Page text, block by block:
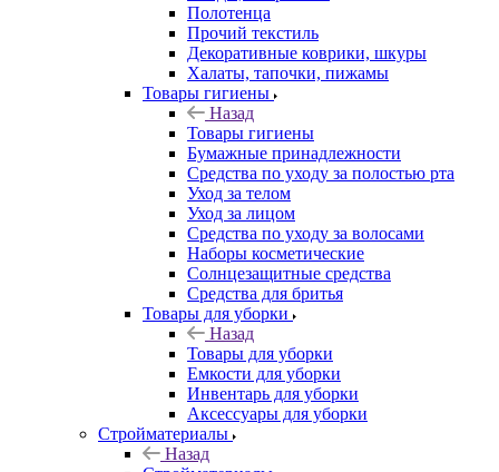
Полотенца
Прочий текстиль
Декоративные коврики, шкуры
Халаты, тапочки, пижамы
Товары гигиены
Назад
Товары гигиены
Бумажные принадлежности
Средства по уходу за полостью рта
Уход за телом
Уход за лицом
Средства по уходу за волосами
Наборы косметические
Солнцезащитные средства
Средства для бритья
Товары для уборки
Назад
Товары для уборки
Емкости для уборки
Инвентарь для уборки
Аксессуары для уборки
Стройматериалы
Назад